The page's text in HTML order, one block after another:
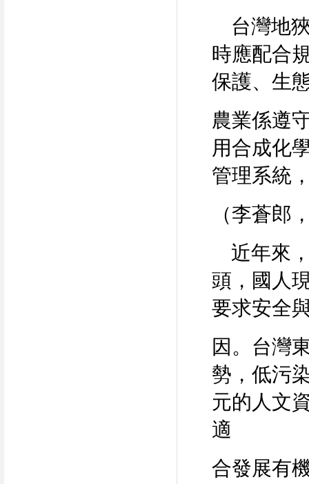
台灣地
時應配合
保護、生
農業係遵
用合成化
管理系統
（李蒼郎
近年來
頭，國人
要求安全
因。台灣
勢，低污
元的人文
適
合發展有